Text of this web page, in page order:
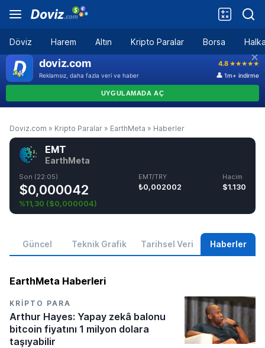
Döviz Harem Altın Kripto Paralar Borsa
Doviz.com » Kripto Paralar » EarthMeta » Haberler
EMT
EarthMeta
Son (22:05)
$0,000042
%11,30 ($0,000004)
EMT/TRY
₺0,002002
Hacim
$1.130
Güncel Teknik Grafik Tarihsel Veri Haberler
EarthMeta Haberleri
KRIPTO PARA
Arthur Hayes: Yapay zekâ balonu
bitcoin fiyatını 1 milyon dolara
taşıyabilir